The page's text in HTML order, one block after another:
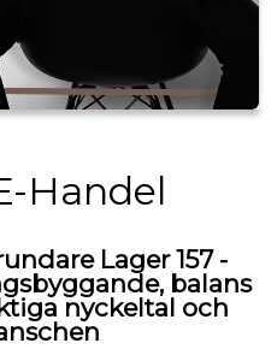
Handel
Lager 157 -
balans
nyckeltal och